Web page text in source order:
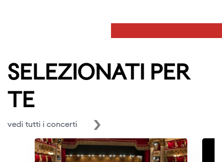
SELEZIONATI PER
TE
vedi tutti i concerti